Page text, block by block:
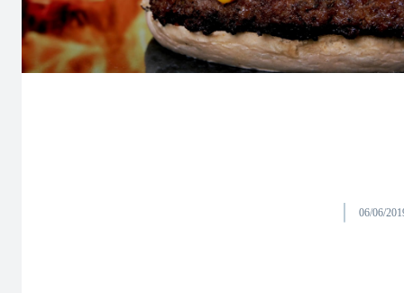
06/06/